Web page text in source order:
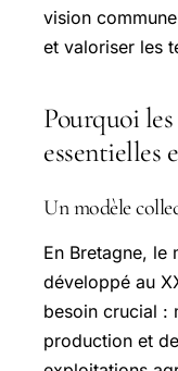
vision
et valoriser les
Pourquoi
essentielles
Un modèle
En Bretagne, le
développé au
besoin crucial :
production et